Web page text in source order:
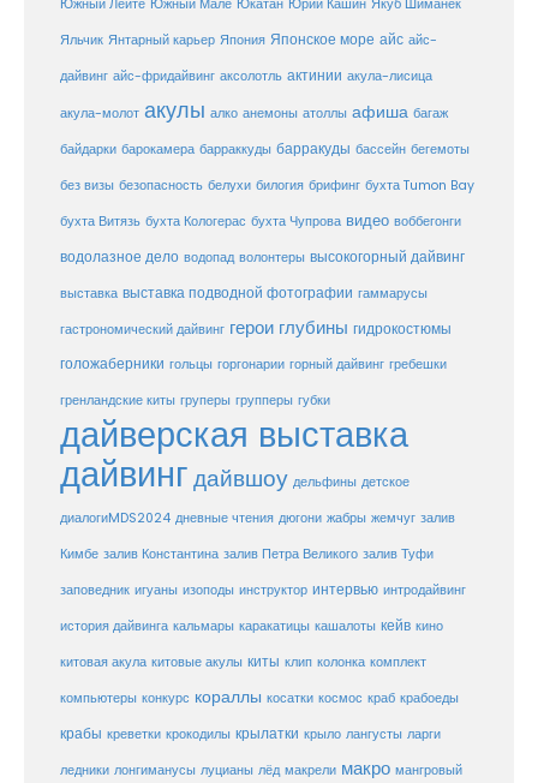
Южный Лейте Южный Мале Юкатан Юрий Кашин Якуб Шиманек
Яльчик Янтарный карьер Япония Японское море айс айс-
дайвинг айс-фридайвинг аксолотль актинии акула-лисица
акула-молот акулы алко анемоны атоллы афиша багаж
байдарки барокамера барраккуды барракуды бассейн бегемоты
без визы безопасность белухи билогия брифинг бухта Tumon Bay
бухта Витязь бухта Кологерас бухта Чупрова видео воббегонги
водолазное дело водопад волонтеры высокогорный дайвинг
выставка выставка подводной фотографии гаммарусы
гастрономический дайвинг герои глубины гидрокостюмы
голожаберники гольцы горгонарии горный дайвинг гребешки
гренландские киты груперы групперы губки
дайверская выставка
дайвингдайвшоу дельфины детское
диалогиMDS2024 дневные чтения дюгони жабры жемчуг залив
Кимбе залив Константина залив Петра Великого залив Туфи
заповедник игуаны изоподы инструктор интервью интродайвинг
история дайвинга кальмары каракатицы кашалоты кейв кино
китовая акула китовые акулы киты клип колонка комплект
компьютеры конкурс кораллы косатки космос краб крабоеды
крабы креветки крокодилы крылатки крыло лангусты ларги
ледники лонгиманусы луцианы лёд макрели макро мангровый